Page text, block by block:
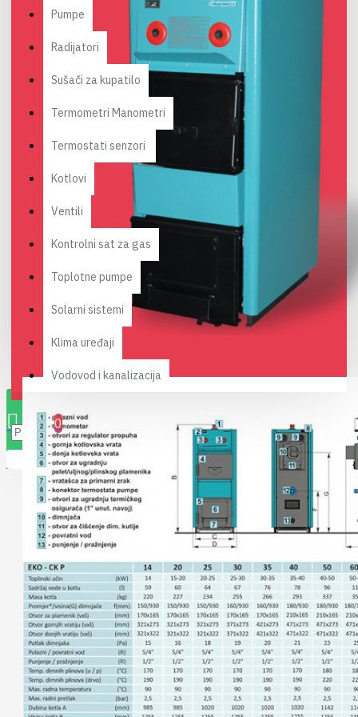
0
Vaša korpa je prazna!
Pumpe
Radijatori
Sušači za kupatilo
Termometri Manometri
Termostati senzori
Kotlovi
Ventili
Kontrolni sat za gas
Toplotne pumpe
Solarni sistemi
Klima uređaji
Vodovod i kanalizacija